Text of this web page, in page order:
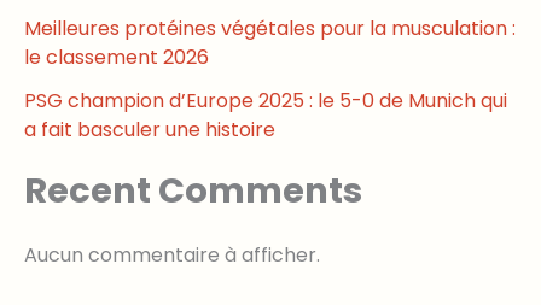
Meilleures protéines végétales pour la musculation :
le classement 2026
PSG champion d’Europe 2025 : le 5-0 de Munich qui
a fait basculer une histoire
Recent Comments
Aucun commentaire à afficher.